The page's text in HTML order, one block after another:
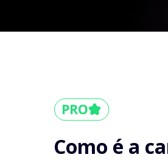
Como é a